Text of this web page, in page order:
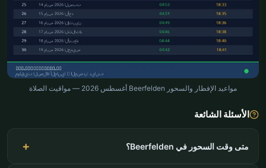
مواعيد الإفطار والسحور Beerfelden أغسطس 2026 — مواقيت الصلاة
الأسئلة الشائعة
متى وقت السحور في Beerfelden؟